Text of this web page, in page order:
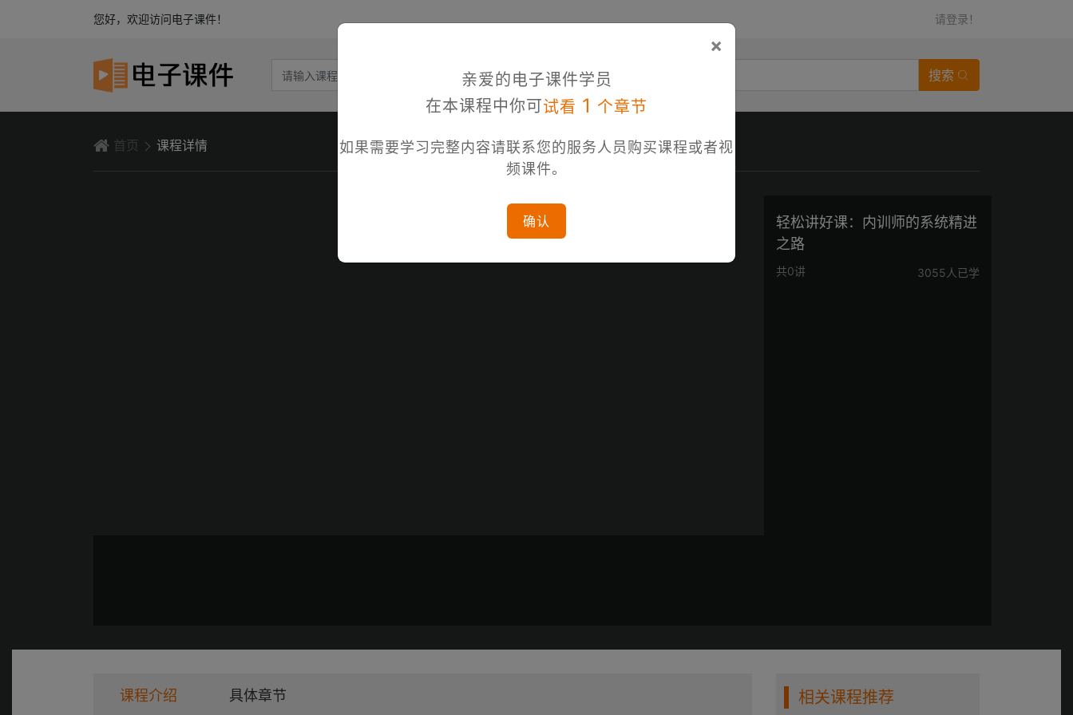
您好，欢迎访问电子课件！ 请登录！
搜索
首页 课程详情
轻松讲好课：内训师的系统精进
之路
共0讲 3055人已学
课程介绍 具体章节 相关课程推荐
×
亲爱的电子课件学员
在本课程中你可试看 1 个章节
如果需要学习完整内容请联系您的服务人员购买课程或者视
频课件。
确认